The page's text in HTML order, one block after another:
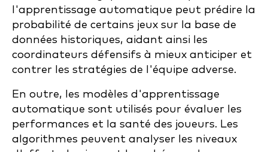
l'apprentissage automatique peut prédire la
probabilité de certains jeux sur la base de
données historiques, aidant ainsi les
coordinateurs défensifs à mieux anticiper et
contrer les stratégies de l'équipe adverse.
En outre, les modèles d'apprentissage
automatique sont utilisés pour évaluer les
performances et la santé des joueurs. Les
algorithmes peuvent analyser les niveaux